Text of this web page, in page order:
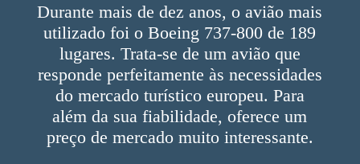
Durante mais de dez anos, o avião mais
utilizado foi o Boeing 737-800 de 189
lugares. Trata-se de um avião que
responde perfeitamente às necessidades
do mercado turístico europeu. Para
além da sua fiabilidade, oferece um
preço de mercado muito interessante.